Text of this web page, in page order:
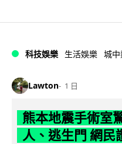
科技娛樂 生活娛樂 城
Lawton 1 日
熊本地震手術室
人、逃生門 網民